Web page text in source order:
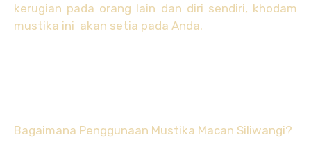
kerugian pada orang lain dan diri sendiri, khodam
mustika ini akan setia pada Anda.
Bagaimana Penggunaan Mustika Macan Siliwangi?